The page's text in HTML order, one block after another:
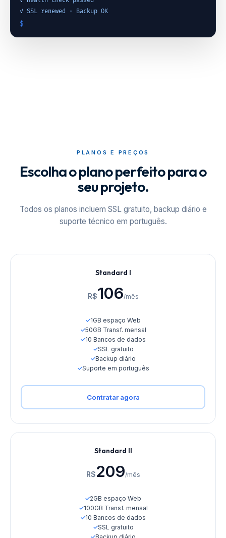
✓ SSL renewed · Backup OK
$
PLANOS E PREÇOS
Escolha o plano perfeito para o
seu projeto.
Todos os planos incluem SSL gratuito, backup diário e
suporte técnico em português.
Standard I
R$106/mês
✓1GB espaço Web
✓50GB Transf. mensal
✓10 Bancos de dados
✓SSL gratuito
✓Backup diário
✓Suporte em português
Contratar agora
Standard II
R$209/mês
✓2GB espaço Web
✓100GB Transf. mensal
✓10 Bancos de dados
✓SSL gratuito